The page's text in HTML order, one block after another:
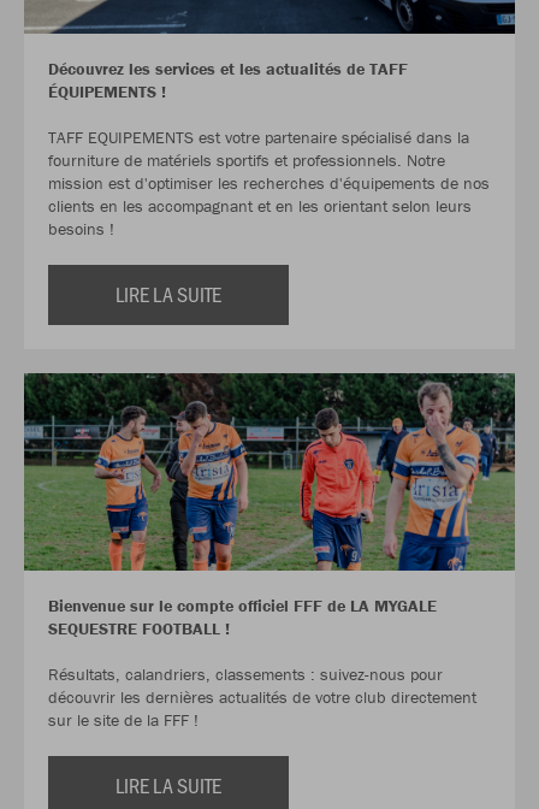
Découvrez les services et les actualités de TAFF
ÉQUIPEMENTS !
TAFF EQUIPEMENTS est votre partenaire spécialisé dans la
fourniture de matériels sportifs et professionnels. Notre
mission est d'optimiser les recherches d'équipements de nos
clients en les accompagnant et en les orientant selon leurs
besoins !
LIRE LA SUITE
Bienvenue sur le compte officiel FFF de LA MYGALE
SEQUESTRE FOOTBALL !
Résultats, calandriers, classements : suivez-nous pour
découvrir les dernières actualités de votre club directement
sur le site de la FFF !
LIRE LA SUITE